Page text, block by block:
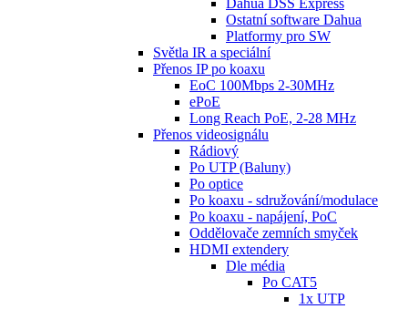
Dahua DSS Express
Ostatní software Dahua
Platformy pro SW
Světla IR a speciální
Přenos IP po koaxu
EoC 100Mbps 2-30MHz
ePoE
Long Reach PoE, 2-28 MHz
Přenos videosignálu
Rádiový
Po UTP (Baluny)
Po optice
Po koaxu - sdružování/modulace
Po koaxu - napájení, PoC
Oddělovače zemních smyček
HDMI extendery
Dle média
Po CAT5
1x UTP